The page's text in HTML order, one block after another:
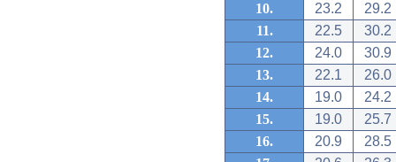
10.
23.2
29.2
11.
22.5
30.2
12.
24.0
30.9
13.
22.1
26.0
14.
19.0
24.2
15.
19.0
25.7
16.
20.9
28.5